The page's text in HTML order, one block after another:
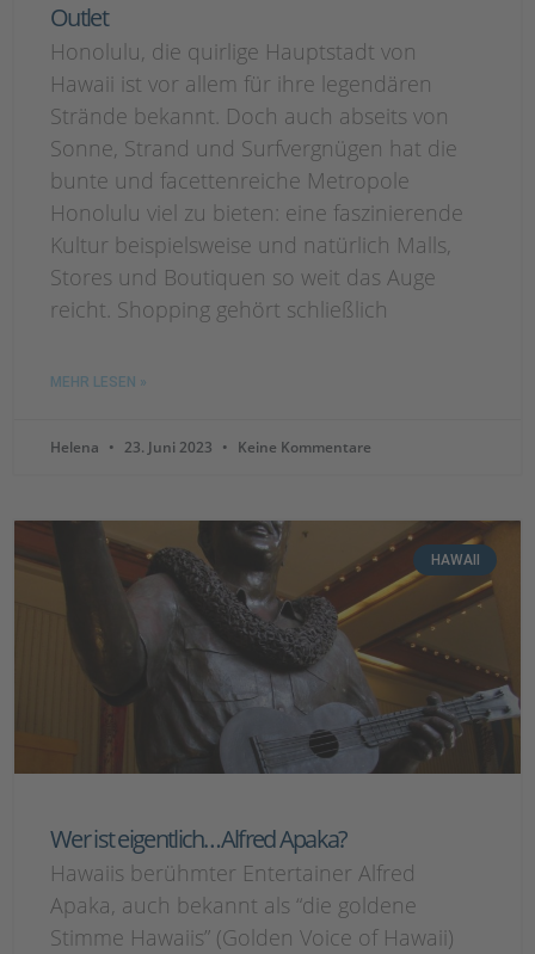
Outlet
Honolulu, die quirlige Hauptstadt von
Hawaii ist vor allem für ihre legendären
Strände bekannt. Doch auch abseits von
Sonne, Strand und Surfvergnügen hat die
bunte und facettenreiche Metropole
Honolulu viel zu bieten: eine faszinierende
Kultur beispielsweise und natürlich Malls,
Stores und Boutiquen so weit das Auge
reicht. Shopping gehört schließlich
MEHR LESEN »
Helena 23. Juni 2023 Keine Kommentare
HAWAII
Wer ist eigentlich…Alfred Apaka?
Hawaiis berühmter Entertainer Alfred
Apaka, auch bekannt als “die goldene
Stimme Hawaiis” (Golden Voice of Hawaii)